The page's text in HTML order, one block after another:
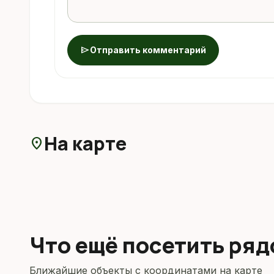
sendОтправить комментарий
location_on На карте
Что ещё посетить
Ближайшие объекты с координатами на карте